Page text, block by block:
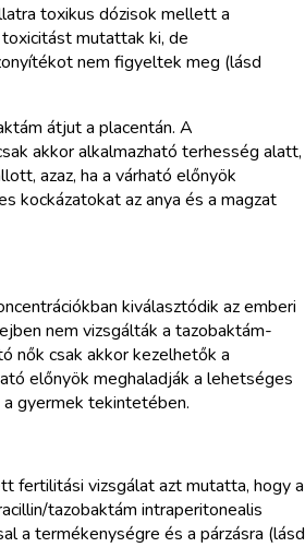
toxikus dózisok mellett a
mutattak ki, de
nem figyeltek meg (lásd
átjut a placentán. A
akkor alkalmazható terhesség alatt,
azaz, ha a várható előnyök
kockázatokat az anya és a magzat
kiválasztódik az emberi
nem vizsgálták a tazobaktám-
nők csak akkor kezelhetők a
előnyök meghaladják a lehetséges
gyermek tekintetében.
fertilitási vizsgálat azt mutatta, hogy a
tazobaktám intraperitonealis
a termékenységre és a párzásra (lásd